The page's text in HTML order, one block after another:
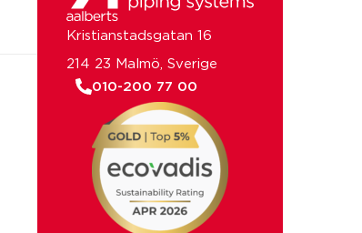
Kristianstadsgatan 16
214 23 Malmö, Sverige
010-200 77 00